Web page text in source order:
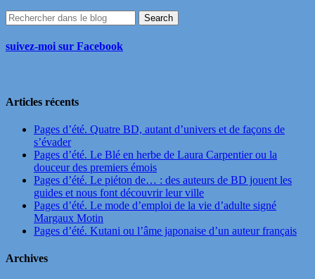
suivez-moi sur Facebook
Articles récents
Pages d’été. Quatre BD, autant d’univers et de façons de
s’évader
Pages d’été. Le Blé en herbe de Laura Carpentier ou la
douceur des premiers émois
Pages d’été. Le piéton de… : des auteurs de BD jouent les
guides et nous font découvrir leur ville
Pages d’été. Le mode d’emploi de la vie d’adulte signé
Margaux Motin
Pages d’été. Kutani ou l’âme japonaise d’un auteur français
Archives